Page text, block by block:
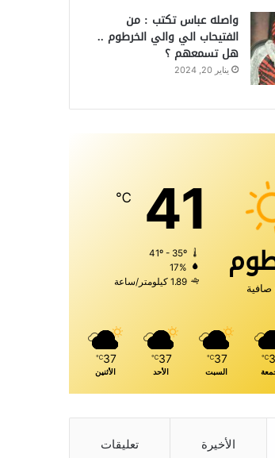
واصله عباس تكتب : من
الفتيحاب الي والي الخرطوم ..
هل تسمعهم ؟
يناير 20, 2024
41
℃
41º - 35º
17%
1.89 كيلومتر/ساعة
℃
37
℃
السبت
37
℃
الأحد
37
℃
الأثنين
الأخيرة تعليقات